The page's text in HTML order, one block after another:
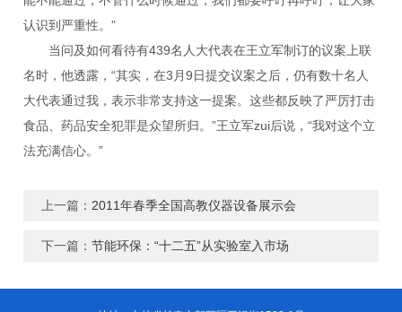
认识到严重性。”
当问及如何看待有439名人大代表在王立军制订的议案上联
名时，他透露，“其实，在3月9日提交议案之后，仍有数十名人
大代表通过我，表示非常支持这一提案。这些都反映了严厉打击
食品、药品安全犯罪是众望所归。”王立军zui后说，“我对这个立
法充满信心。”
上一篇： 2011年春季全国高教仪器设备展示会
下一篇：节能环保：“十二五”从实验室入市场